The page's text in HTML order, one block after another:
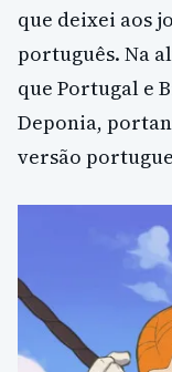
que deixei aos
português. Na
que Portugal e
Deponia,
versão